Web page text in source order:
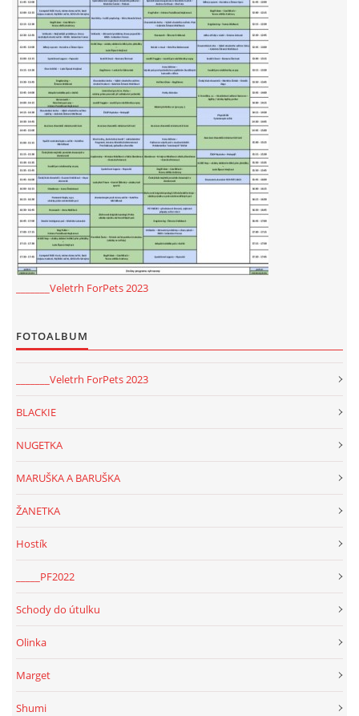
_______Veletrh ForPets 2023
FOTOALBUM
_______Veletrh ForPets 2023
BLACKIE
NUGETKA
MARUŠKA A BARUŠKA
ŽANETKA
Hostík
_____PF2022
Schody do útulku
Olinka
Marget
Shumi